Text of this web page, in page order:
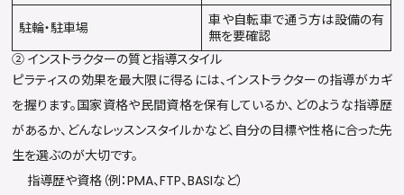
駐輪・駐車場
車や自転車で通う方は設備の有
無を要確認
② インストラクターの質と指導スタイル
ピラティスの効果を最大限に得るには、インストラクターの指導がカギ
を握ります。国家資格や民間資格を保有しているか、どのような指導歴
があるか、どんなレッスンスタイルかなど、自分の目標や性格に合った先
生を選ぶのが大切です。
指導歴や資格（例：PMA、FTP、BASIなど）